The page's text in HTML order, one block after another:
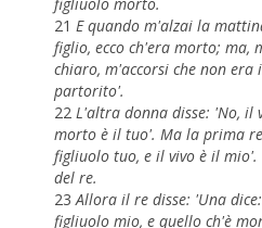
21 E quando m'alzai la
figlio, ecco ch'era morto; ma,
chiaro, m'accorsi che non
partorito'.
22 L'altra donna disse: 'No,
morto è il tuo'. Ma la prima
figliuolo tuo, e il vivo è il mio'.
del re.
23 Allora il re disse: 'Una
figliuolo mio, e quello ch'è